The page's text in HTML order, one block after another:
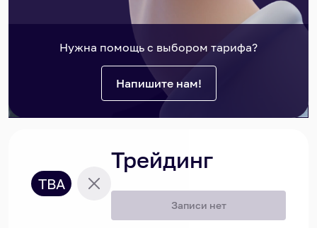
Нужна помощь с выбором тарифа?
Напишите нам!
TBA
Трейдинг
Записи нет